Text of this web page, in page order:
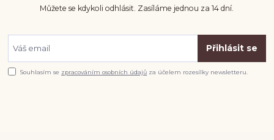
Můžete se kdykoli odhlásit. Zasíláme jednou za 14 dní.
Přihlásit se
Souhlasím se zpracováním osobních údajů za účelem rozesílky newsletteru.